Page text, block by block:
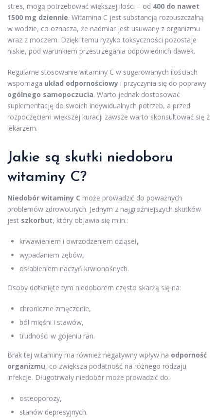
stres, mogą potrzebować większej ilości – od 400 do nawet
1500 mg dziennie. Witamina C jest substancją rozpuszczalną
w wodzie, co oznacza, że nadmiar jest usuwany z organizmu
wraz z moczem. Dzięki temu ryzyko toksyczności pozostaje
niskie, pod warunkiem przestrzegania odpowiednich dawek.
Regularne stosowanie witaminy C w sugerowanych ilościach
wspomaga układ odpornościowy i przyczynia się do poprawy
ogólnego samopoczucia. Warto jednak dostosować
suplementację do swoich indywidualnych potrzeb, a przed
rozpoczęciem większej kuracji zawsze warto skonsultować się z
lekarzem.
Jakie są skutki niedoboru
witaminy C?
Niedobór witaminy C może prowadzić do poważnych
problemów zdrowotnych. Jednym z najgroźniejszych skutków
jest szkorbut, który objawia się m.in.:
krwawieniem i owrzodzeniem dziąseł,
wypadaniem zębów,
osłabieniem naczyń krwionośnych.
Osoby dotknięte tym niedoborem często skarżą się na:
chroniczne zmęczenie,
ból mięśni i stawów,
trudności w gojeniu ran.
Brak tej witaminy ma również negatywny wpływ na odporność
organizmu, co zwiększa podatność na różnego rodzaju
infekcje. Długotrwały niedobór może prowadzić do:
osteoporozy,
stanów depresyjnych.